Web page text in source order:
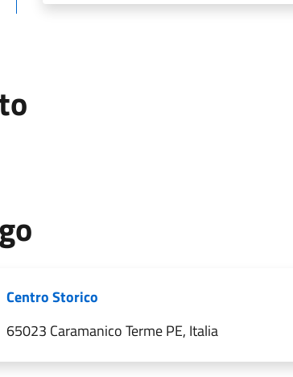
Centro Storico
65023 Caramanico Terme PE, Italia